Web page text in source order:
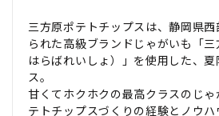
三方原ポテトチップスは、静岡県
られた高級ブランドじゃがいも「
はらばれいしょ）」を使用した、
ス。
甘くてホクホクの最高クラスのじ
テトチップスづくりの経験とノウ